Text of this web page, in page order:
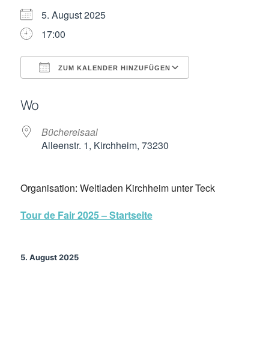
5. August 2025
17:00
ZUM KALENDER HINZUFÜGEN
Wo
Büchereisaal
Alleenstr. 1, Kirchheim, 73230
Organisation: Weltladen Kirchheim unter Teck
Tour de Fair 2025 – Startseite
5. August 2025